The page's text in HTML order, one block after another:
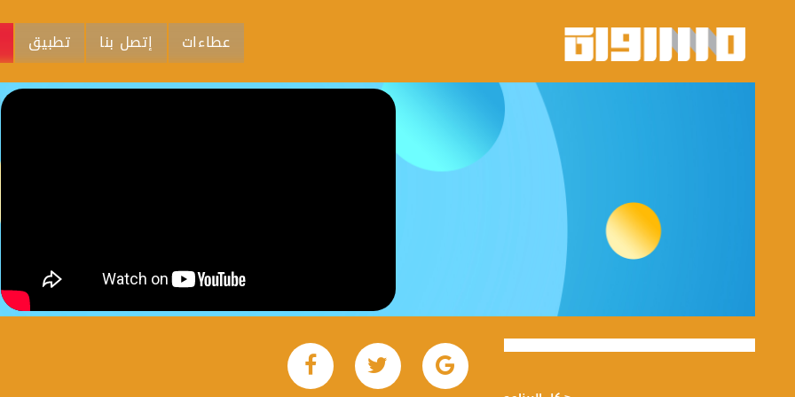
عطاءات إتصل بنا تطبيق